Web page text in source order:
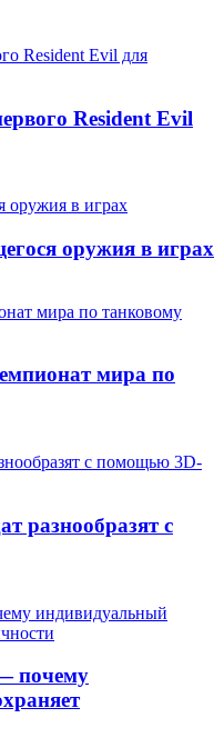
Resident Evil
оружия в играх
мира по
разнообразят с
почему